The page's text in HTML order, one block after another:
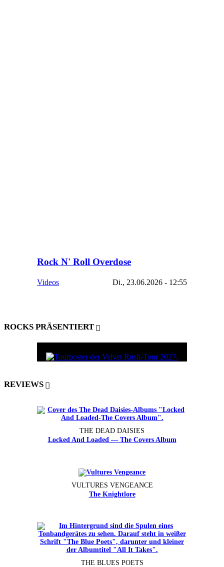
Rock N' Roll Overdose
Videos Di., 23.06.2026 - 12:55
ROCKS PRÄSENTIERT
REVIEWS
THE DEAD DAISIES
Locked And Loaded — The Covers Album
VULTURES VENGEANCE
The Knightlore
THE BLUES POETS